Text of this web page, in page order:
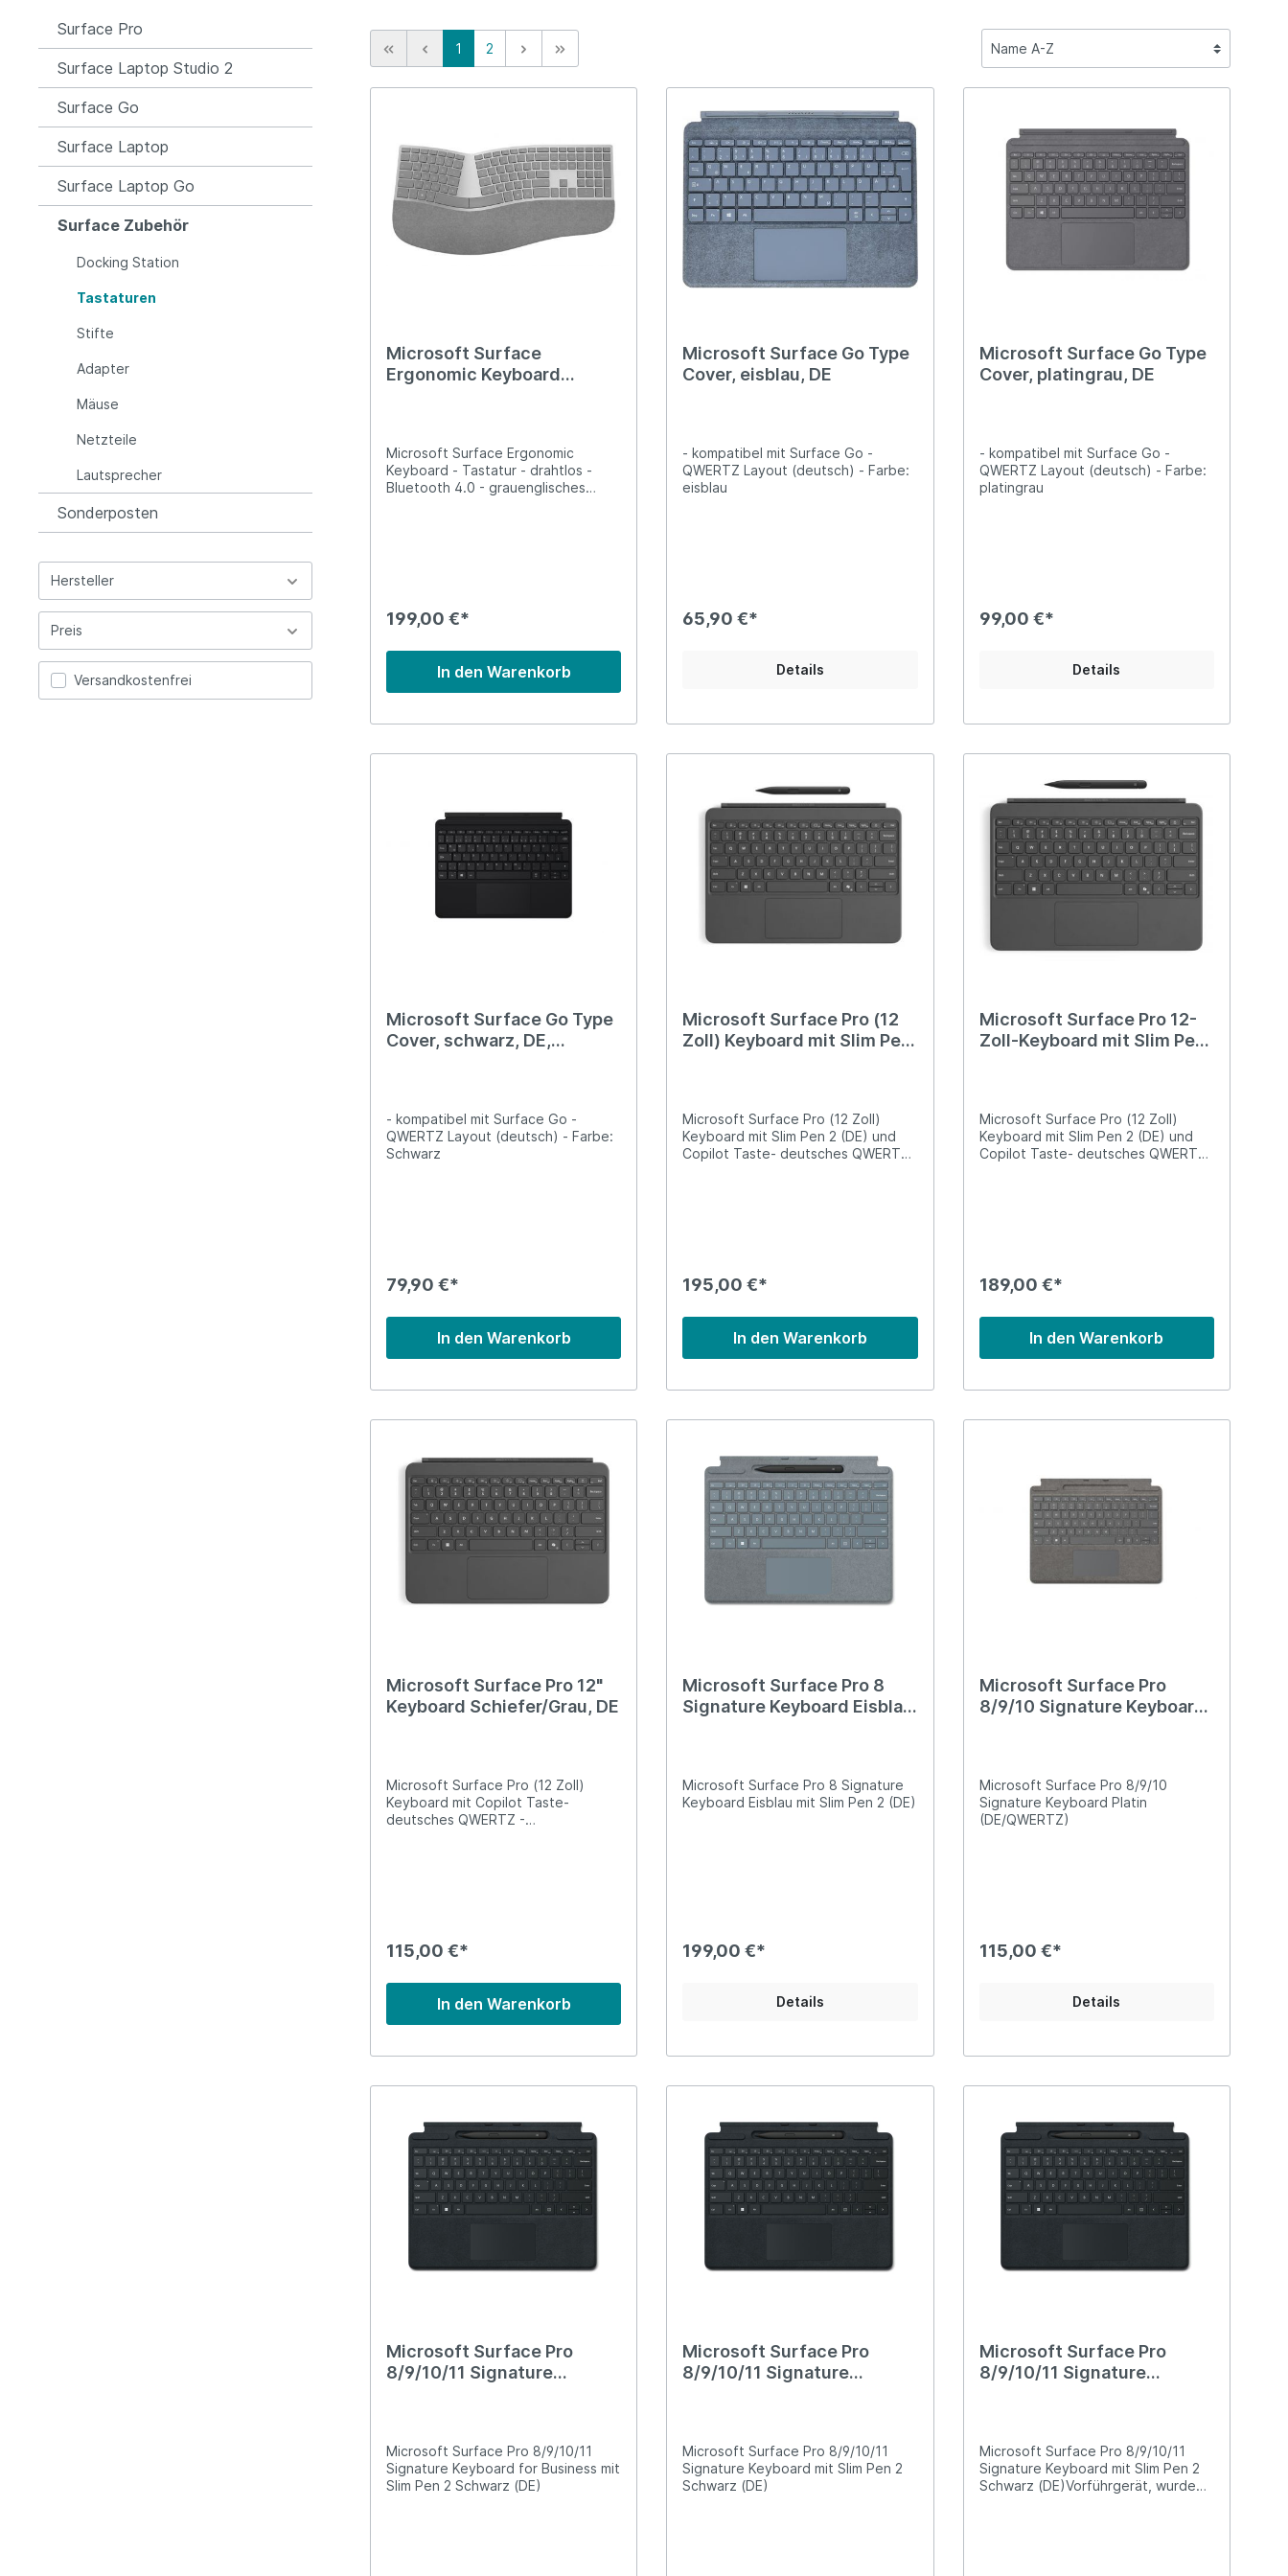
Surface Pro
Surface Laptop Studio 2
Surface Go
Surface Laptop
Surface Laptop Go
Surface Zubehör
Docking Station
Tastaturen
Stifte
Adapter
Mäuse
Netzteile
Lautsprecher
Sonderposten
Hersteller
Preis
Versandkostenfrei
1 2
Microsoft Surface
Ergonomic Keyboard
Microsoft Surface Ergonomic
Keyboard - Tastatur - drahtlos -
Bluetooth 4.0 - grauenglisches
199,00 €*
In den Warenkorb
Microsoft Surface Go Type
Cover, eisblau, DE
- kompatibel mit Surface Go -
QWERTZ Layout (deutsch) - Farbe:
eisblau
65,90 €*
Details
Microsoft Surface Go Type
Cover, platingrau, DE
- kompatibel mit Surface Go -
QWERTZ Layout (deutsch) - Farbe:
platingrau
99,00 €*
Details
Microsoft Surface Go Type
Cover, schwarz, DE,
- kompatibel mit Surface Go -
QWERTZ Layout (deutsch) - Farbe:
Schwarz
79,90 €*
In den Warenkorb
Microsoft Surface Pro (12
Zoll) Keyboard mit Slim Pen
Microsoft Surface Pro (12 Zoll)
Keyboard mit Slim Pen 2 (DE) und
Copilot Taste- deutsches QWERTZ
195,00 €*
In den Warenkorb
Microsoft Surface Pro 12-
Zoll-Keyboard mit Slim Pen
Microsoft Surface Pro (12 Zoll)
Keyboard mit Slim Pen 2 (DE) und
Copilot Taste- deutsches QWERTZ
189,00 €*
In den Warenkorb
Microsoft Surface Pro 12"
Keyboard Schiefer/Grau, DE
Microsoft Surface Pro (12 Zoll)
Keyboard mit Copilot Taste-
deutsches QWERTZ -
115,00 €*
In den Warenkorb
Microsoft Surface Pro 8
Signature Keyboard Eisblau
Microsoft Surface Pro 8 Signature
Keyboard Eisblau mit Slim Pen 2 (DE)
199,00 €*
Details
Microsoft Surface Pro
8/9/10 Signature Keyboard
Microsoft Surface Pro 8/9/10
Signature Keyboard Platin
(DE/QWERTZ)
115,00 €*
Details
Microsoft Surface Pro
8/9/10/11 Signature
Microsoft Surface Pro 8/9/10/11
Signature Keyboard for Business mit
Slim Pen 2 Schwarz (DE)
Microsoft Surface Pro
8/9/10/11 Signature
Microsoft Surface Pro 8/9/10/11
Signature Keyboard mit Slim Pen 2
Schwarz (DE)
Microsoft Surface Pro
8/9/10/11 Signature
Microsoft Surface Pro 8/9/10/11
Signature Keyboard mit Slim Pen 2
Schwarz (DE)Vorführgerät, wurde